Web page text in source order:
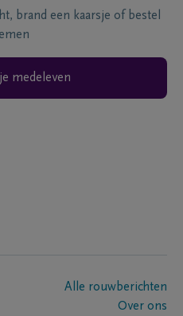
brand een kaarsje of bestel
medeleven
Alle rouwberichten
Over ons